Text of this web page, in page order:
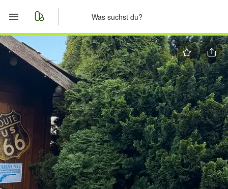
Start
Merkliste
Nachrichten
Anzeige aufgeben